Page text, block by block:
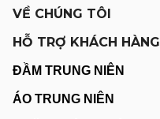
VỀ CHÚNG TÔI
HỖ TRỢ KHÁCH HÀNG
ĐẦM TRUNG NIÊN
ÁO TRUNG NIÊN